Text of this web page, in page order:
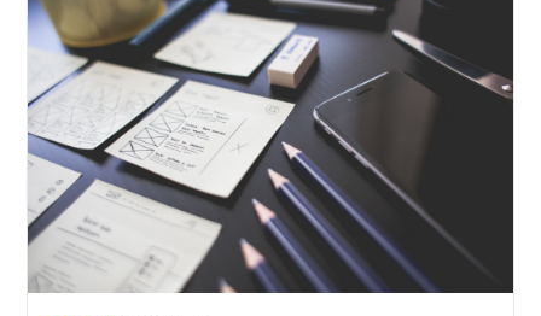
人帶去哪裡，而不是只留下幾張活動照片？